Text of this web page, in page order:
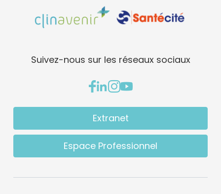
Suivez-nous sur les réseaux sociaux
Extranet
Espace Professionnel